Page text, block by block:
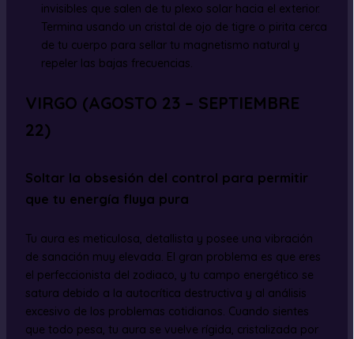
invisibles que salen de tu plexo solar hacia el exterior.
Termina usando un cristal de ojo de tigre o pirita cerca
de tu cuerpo para sellar tu magnetismo natural y
repeler las bajas frecuencias.
VIRGO (AGOSTO 23 – SEPTIEMBRE
22)
Soltar la obsesión del control para permitir
que tu energía fluya pura
Tu aura es meticulosa, detallista y posee una vibración
de sanación muy elevada. El gran problema es que eres
el perfeccionista del zodiaco, y tu campo energético se
satura debido a la autocrítica destructiva y al análisis
excesivo de los problemas cotidianos. Cuando sientes
que todo pesa, tu aura se vuelve rígida, cristalizada por